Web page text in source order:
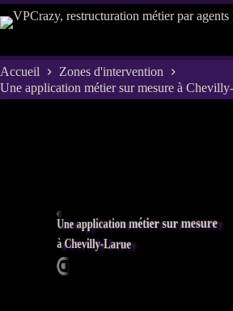
Passer
au
Accueil
Zones d'intervention
Une application métier sur mesure à
Une application métier sur mesure
à Chevilly-Larue